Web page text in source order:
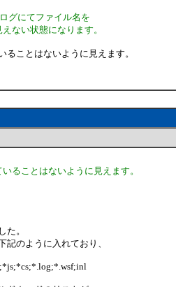
グにてファイル名を
ない状態になります。
ることはないように見えます。
ることはないように見えます。
た。
記のように入れており、